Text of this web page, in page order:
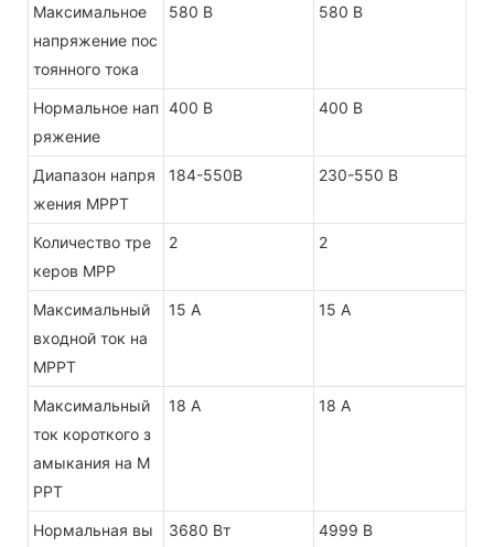
Максимальное
напряжение пос
тоянного тока
580 В 580 В
Нормальное нап
ряжение
400 В 400 В
Диапазон напря
жения MPPT
184-550В 230-550 В
Количество тре
керов MPP
2 2
Максимальный
входной ток на
MPPT
15 А 15 А
Максимальный
ток короткого з
амыкания на M
PPT
18 А 18 А
Нормальная вы
3680 Вт 4999 В